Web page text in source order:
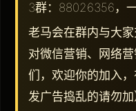
3群：88026356，
老马会在群内与大
对微信营销、网络
们，欢迎你的加入
发广告捣乱的请勿加